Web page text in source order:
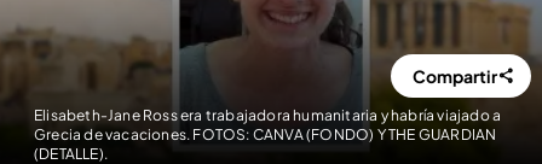
Elisabeth-Jane Ross era trabajadora humanitaria y habría viajado a
Grecia de vacaciones. FOTOS: CANVA (FONDO) Y THE GUARDIAN
(DETALLE).
Compartir